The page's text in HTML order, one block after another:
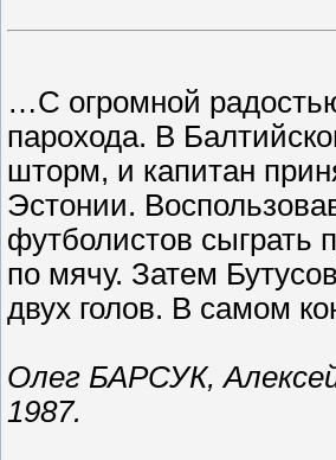
…С огромной
парохода. В
шторм, и капитан
Эстонии.
футболистов сыграть
по мячу. Затем
двух голов. В самом
Олег БАРСУК,
1987.